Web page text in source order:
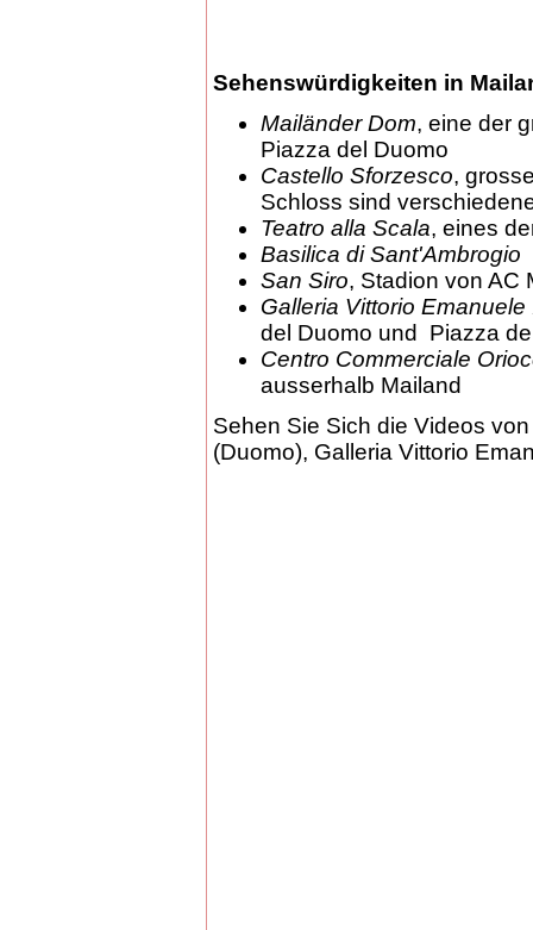
Sehenswürdigkeiten in
Mailänder Dom, eine der
Piazza del Duomo
Castello Sforzesco,
Schloss sind
Teatro alla Scala, eines
Basilica di Sant'Ambrogio
San Siro, Stadion von AC
Galleria Vittorio Emanuele
del Duomo und Piazza
Centro Commerciale
ausserhalb Mailand
Sehen Sie Sich die Videos
(Duomo), Galleria Vittorio